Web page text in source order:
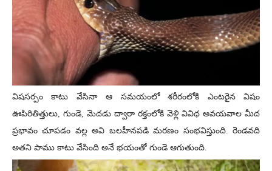
విషసర్పం కాటు వేసినా ఆ సమయంలో శరీరంలోకి ఎంటరైన విషం
ఊపిరితిత్తులు, గుండె, మెదడు ద్వారా రక్తంలోకి వెళ్లి వివిధ అవయవాల మీద
ప్రభావం చూపడం వల్ల అవి బలహీనపడి మరణం సంభవిస్తుంది. రెండవది
అతని పాము కాటు వేసింది అనే భయంతో గుండె ఆగుతుంది.